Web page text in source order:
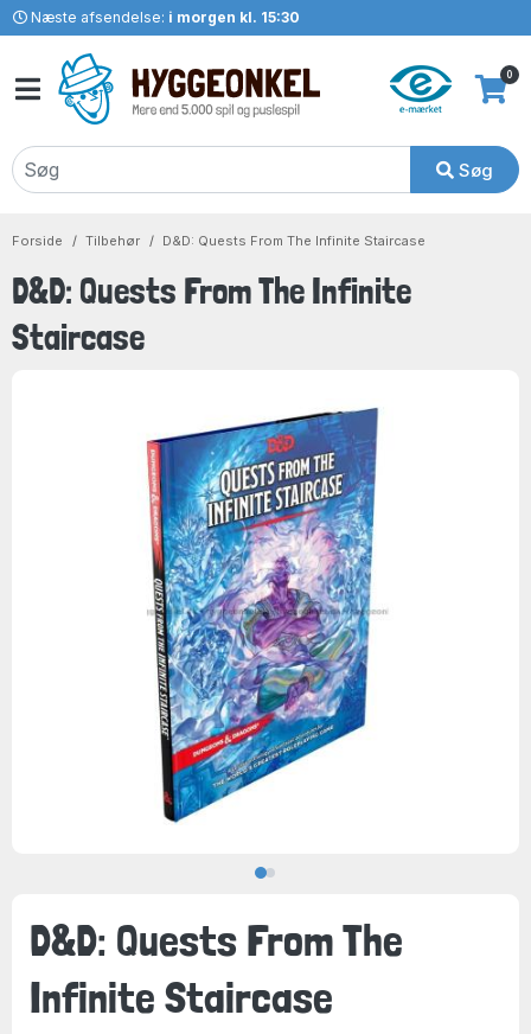
Næste afsendelse: i morgen kl. 15:30
Søg
0
Forside Tilbehør D&D: Quests From The Infinite Staircase
D&D: Quests From The Infinite
Staircase
D&D: Quests From The
Infinite Staircase